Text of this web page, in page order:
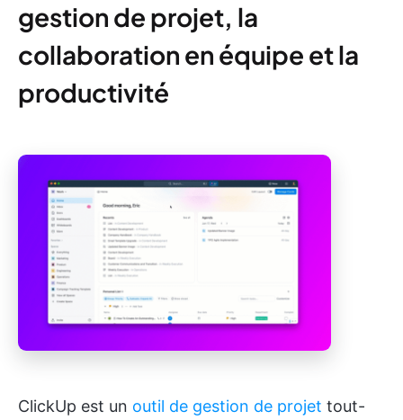
gestion de projet, la
collaboration en équipe et la
productivité
ClickUp est un outil de gestion de projet tout-